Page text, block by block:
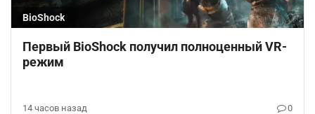
BioShock
Первый BioShock получил полноценный VR-
режим
14 часов назад 0